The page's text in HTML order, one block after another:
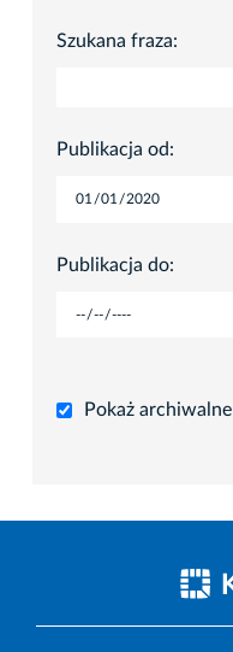
Szukana fraza:
Publikacja od:
Publikacja do:
Pokaż archiwalne